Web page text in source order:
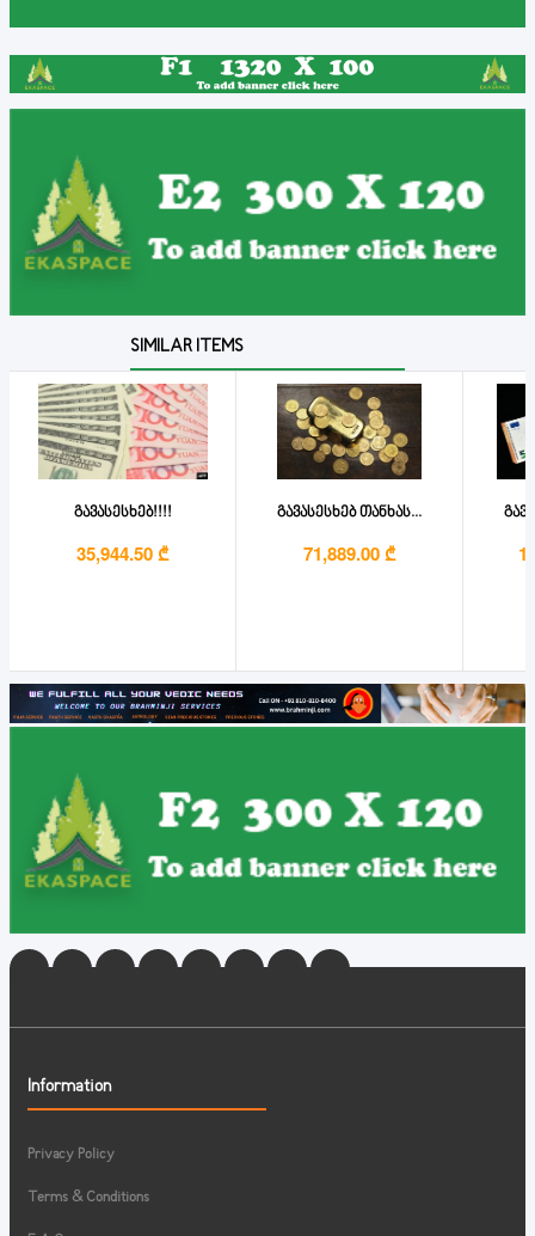
SIMILAR ITEMS
გავასესხებ!!!!
35,944.50 ₾
გავასესხებ თანხას...
71,889.00 ₾
Information
Privacy Policy
Terms & Conditions